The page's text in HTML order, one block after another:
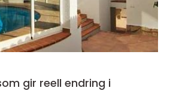
gir reell endring i